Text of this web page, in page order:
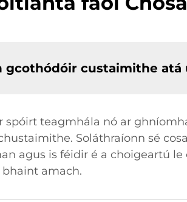
gcothódóir custaimithe atá
spóirt teagmhála nó ar
Soláthraíonn sé
agus is féidir é a choigeartú
amach.